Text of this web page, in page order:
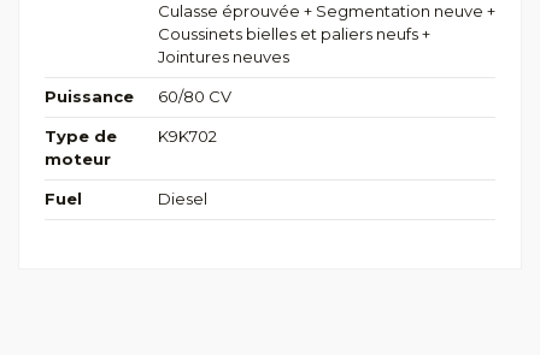
Culasse éprouvée + Segmentation neuve +
Coussinets bielles et paliers neufs +
Jointures neuves
Puissance 60/80 CV
Type de
moteur
K9K702
Fuel Diesel